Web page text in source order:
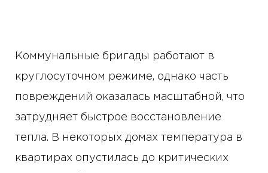
Коммунальные бригады работают в
круглосуточном режиме, однако часть
повреждений оказалась масштабной, что
затрудняет быстрое восстановление
тепла. В некоторых домах температура в
квартирах опустилась до критических